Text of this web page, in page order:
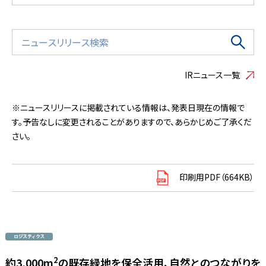
IRニュース一覧
※ニュースリリースに掲載されている情報は、発表日現在の情報で
す。予告なしに変更されることがありますので、あらかじめご了承くだ
さい。
印刷用PDF（664KB）
約3,000m2の既存緑地を保全活用、自然とのつながりを